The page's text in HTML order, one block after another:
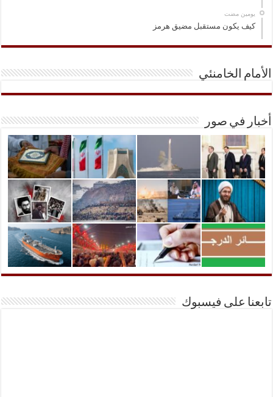
‏يومين مضت
كيف يكون مستقبل مضيق هرمز
الأمام الخامنئي
أخبار في صور
تابعنا على فيسبوك